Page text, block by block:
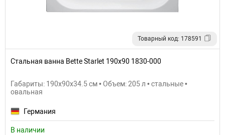
Товарный код: 178591
Стальная ванна Bette Starlet 190х90 1830-000
Габариты: 190x90x34.5 см • Объем: 205 л • стальные •
овальная
Германия
В наличии